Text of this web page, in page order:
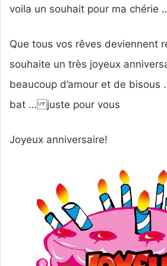
voila un souhait pour ma chérie
Que tous vos rêves deviennent
souhaite un très joyeux
beaucoup d’amour et de
bat … juste pour vous
Joyeux anniversaire!